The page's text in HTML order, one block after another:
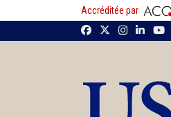
Accréditée par